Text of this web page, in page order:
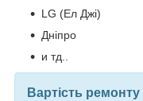
LG (Ел Джі)
Дніпро
и тд..
Вартість